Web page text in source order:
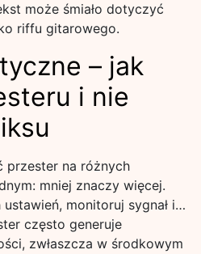
może śmiało dotyczyć
riffu gitarowego.
– jak
i nie
przester na różnych
mniej znaczy więcej.
monitoruj sygnał i…
często generuje
zwłaszcza w środkowym